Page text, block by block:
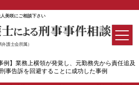
美咲にご相談下さい
護士会所属）
例】業務上横領が発覚し、元勤務先から責任追及
事告訴を回避することに成功した事例